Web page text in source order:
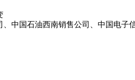
中国石油西南销售公司、中国电子